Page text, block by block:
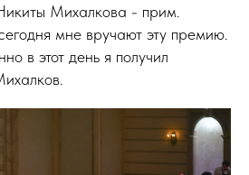
Михалкова - прим.
мне вручают эту премию.
в этот день я получил